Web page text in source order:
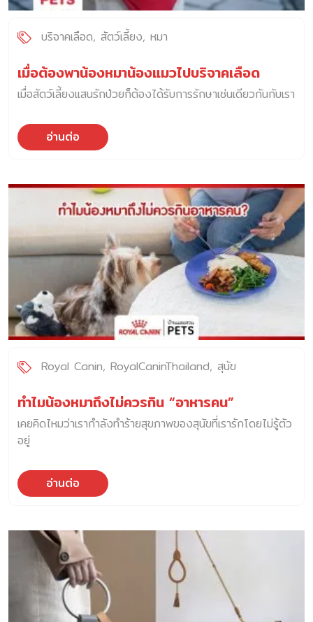
บริจาคเลือด สัตว์เลี้ยง หมา
เมื่อต้องพาน้องหมาน้องแมวไปบริจาคเลือด
เมื่อสัตว์เลี้ยงแสนรักป่วยก็ต้องได้รับการรักษาเช่นเดียวกันกับเรา
อ่านต่อ
Royal Canin RoyalCaninThailand สุนัข
ทำไมน้องหมาถึงไม่ควรกิน “อาหารคน”
เคยคิดไหมว่าเรากำลังทำร้ายสุขภาพของสุนัขที่เรารักโดยไม่รู้ตัว
อยู่
อ่านต่อ